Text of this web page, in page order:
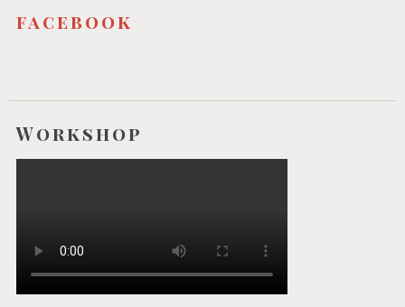
H
R
A
B
K
facebook
Workshop